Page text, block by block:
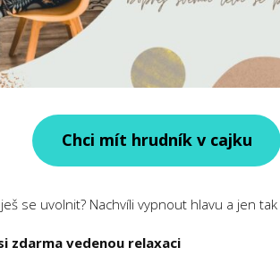
Chci mít hrudník v cajku
se uvolnit? Nachvíli vypnout hlavu a jen tak
zdarma vedenou relaxaci